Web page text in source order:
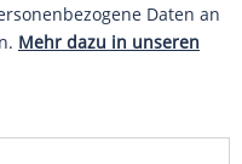
Daten an
Mehr dazu in unseren